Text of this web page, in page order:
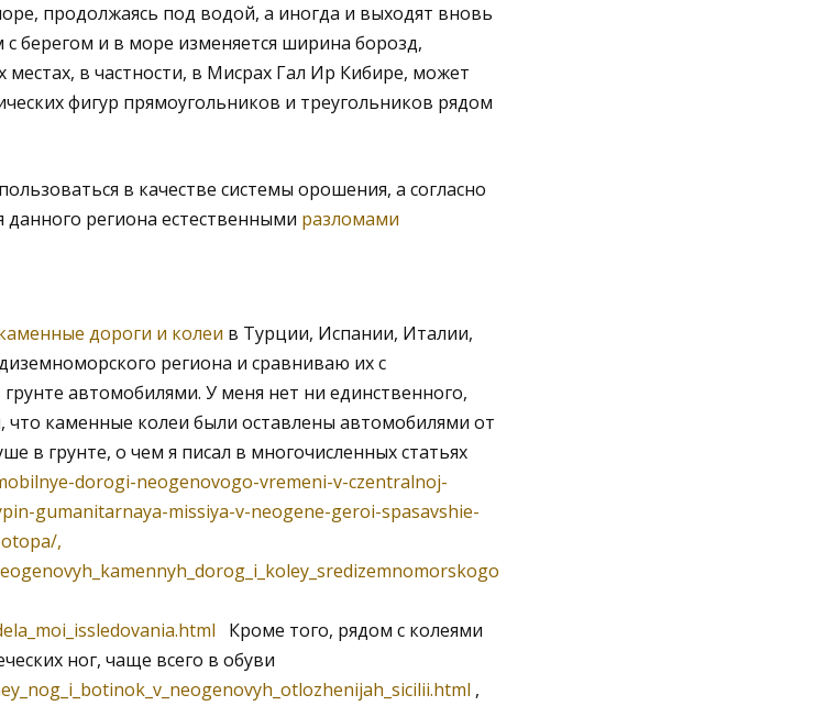
продолжаясь под водой, а иногда и выходят вновь
с берегом и в море изменяется ширина борозд,
в частности, в Мисрах Гал Ир Кибире, может
фигур прямоугольников и треугольников рядом
в качестве системы орошения, а согласно
региона естественными разломами
дороги и колеи в Турции, Испании, Италии,
региона и сравниваю их с
автомобилями. У меня нет ни единственного,
что каменные колеи были оставлены автомобилями от
в грунте, о чем я писал в многочисленных статьях
dorogi-neogenovogo-vremeni-v-czentralnoj-
gumanitarnaya-missiya-v-neogene-geroi-spasavshie-
,
Кроме того, рядом с колеями
ног, чаще всего в обуви
,